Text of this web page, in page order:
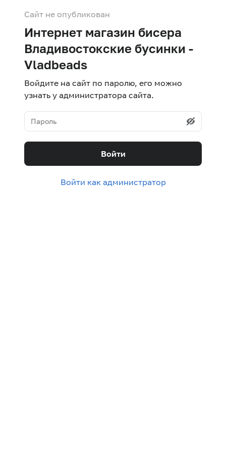
Сайт не опубликован
Интернет магазин бисера
Владивостокские бусинки -
Vladbeads
Войдите на сайт по паролю, его можно
узнать у администратора сайта.
Войти
Войти как администратор